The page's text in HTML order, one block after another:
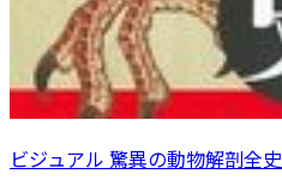
ビジュアル 驚異の動物解剖全史